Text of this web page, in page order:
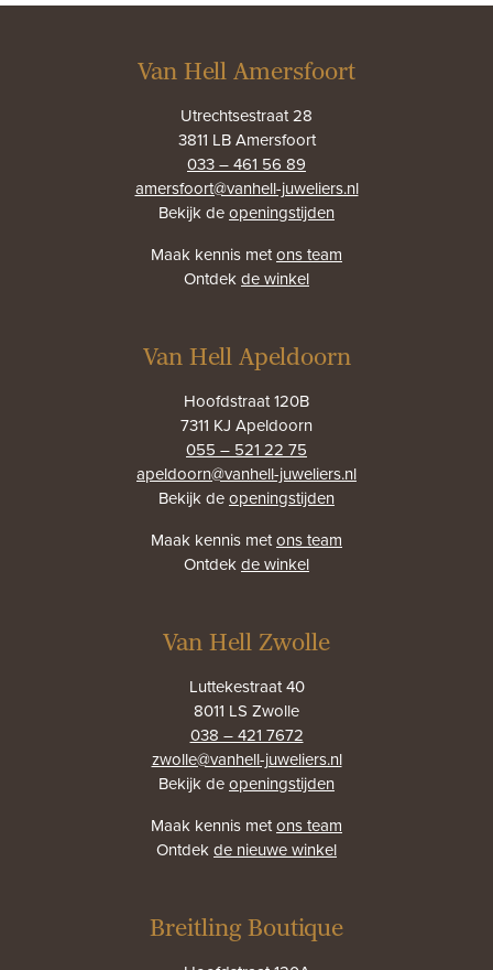
Van Hell Amersfoort
Utrechtsestraat 28
3811 LB Amersfoort
033 – 461 56 89
amersfoort@vanhell-juweliers.nl
Bekijk deopeningstijden
Maak kennis metons team
Ontdekde winkel
Van Hell Apeldoorn
Hoofdstraat 120B
7311 KJ Apeldoorn
055 – 521 22 75
apeldoorn@vanhell-juweliers.nl
Bekijk deopeningstijden
Maak kennis metons team
Ontdekde winkel
Van Hell Zwolle
Luttekestraat 40
8011 LS Zwolle
038 – 421 7672
zwolle@vanhell-juweliers.nl
Bekijk deopeningstijden
Maak kennis metons team
Ontdekde nieuwe winkel
Breitling Boutique